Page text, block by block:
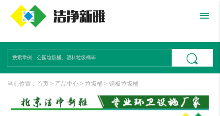
menu
当前位置： 首页> 产品中心> 垃圾桶 > 钢板垃圾桶